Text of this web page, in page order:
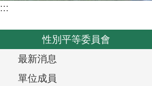
:::
性別平等委員會
T
r
最新消息
單位成員